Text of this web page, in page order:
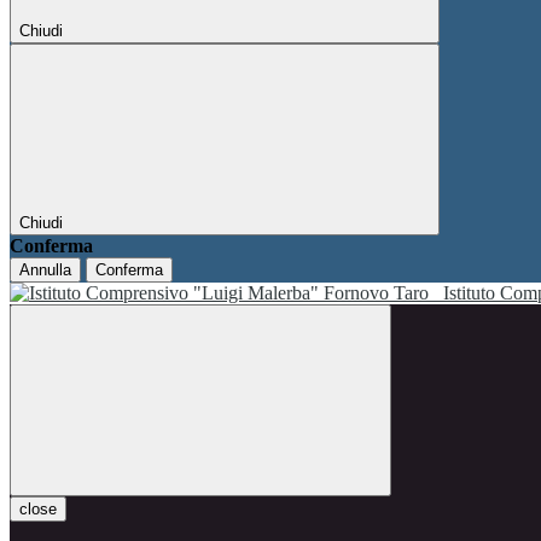
Chiudi
Chiudi
Conferma
Annulla Conferma
Istituto
close